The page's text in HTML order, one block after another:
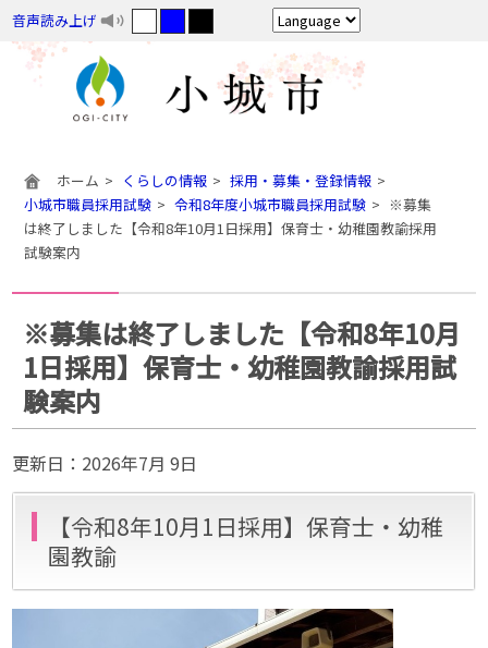
音声読み上げ
ホーム くらしの情報
採用・募集・登録情報
小城市職員採用試験
令和8年度小城市職員採用試験
※募集
は終了しました【令和8年10月1日採用】保育士・幼稚園教諭採用
試験案内
※募集は終了しました【令和8年10月
1日採用】保育士・幼稚園教諭採用試
験案内
更新日： 2026年7月 9日
【令和8年10月1日採用】保育士・幼稚
園教諭